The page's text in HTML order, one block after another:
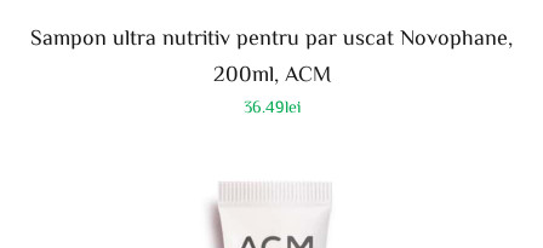
Sampon ultra nutritiv pentru par uscat Novophane,
200ml, ACM
36.49lei